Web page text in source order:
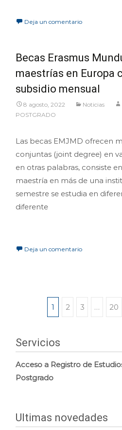
Deja un comentario
Becas Erasmus
maestrías en Europa
subsidio mensual
8 agosto, 2022 Noticias
POSTGRADO
Las becas EMJMD ofrecen
conjuntas (joint degree) en
en otras palabras, consiste
maestría en más de una
semestre se estudia en
diferente
Deja un comentario
de
entradas
1 2 3 … 20
Servicios
Acceso a Registro de
Postgrado
Ultimas novedades